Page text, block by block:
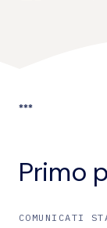
***
Primo
COMUNICATI